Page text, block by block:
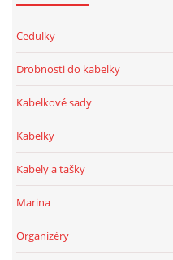
Cedulky
Drobnosti do kabelky
Kabelkové sady
Kabelky
Kabely a tašky
Marina
Organizéry